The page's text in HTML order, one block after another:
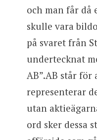
och man får
skulle vara
på svaret från
undertecknat
AB”.AB står för
representerar
utan
ord sker dessa